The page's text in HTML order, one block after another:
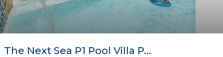
The Next Sea P1 Pool Villa P...